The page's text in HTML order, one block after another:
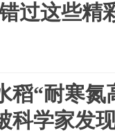
过这些精
稻“耐寒氮
科学家发